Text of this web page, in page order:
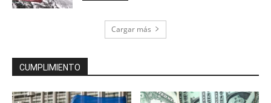
Cargar más
CUMPLIMIENTO